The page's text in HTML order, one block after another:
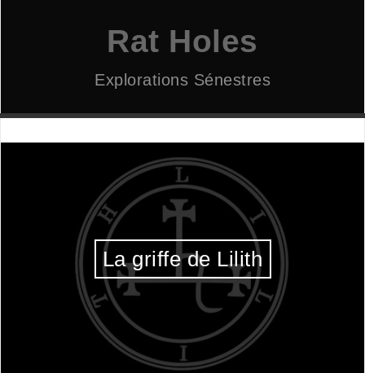
Rat Holes
Explorations Sénestres
La griffe de Lilith